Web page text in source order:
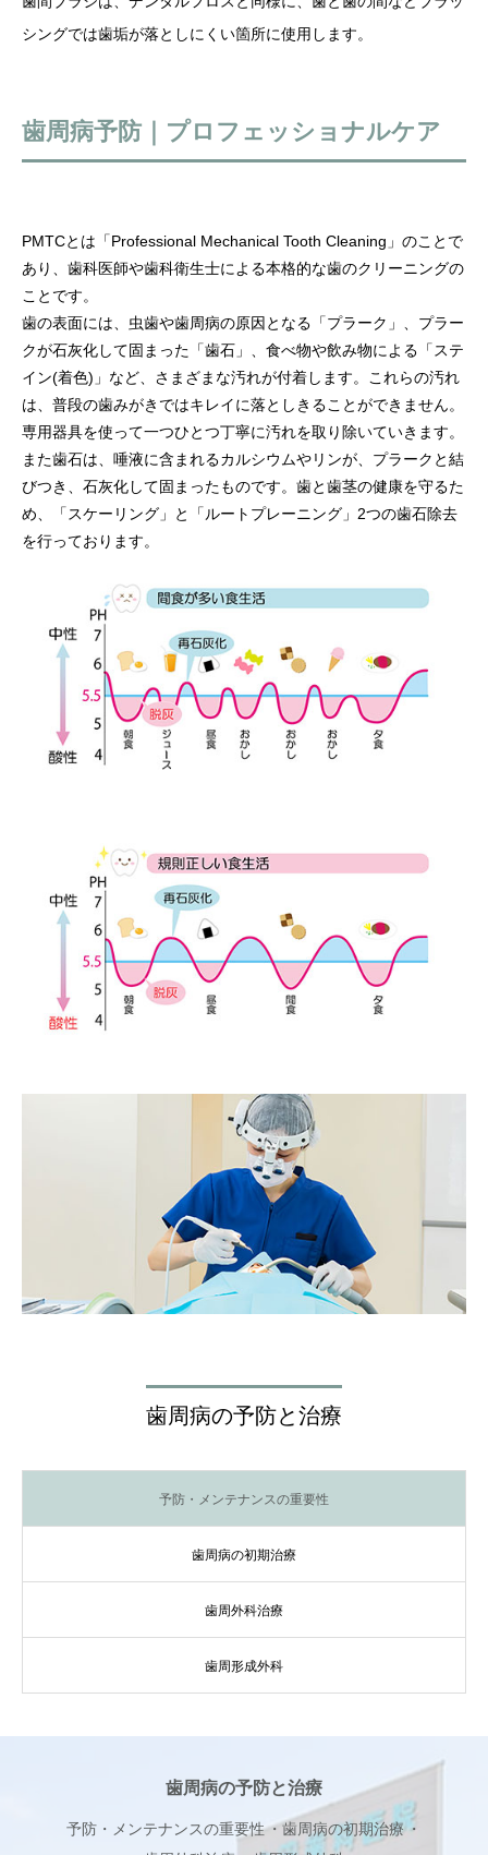
シングでは歯垢が落としにくい箇所に使用します。
歯周病予防｜プロフェッショナルケア
PMTCとは「Professional Mechanical Tooth Cleaning」のことで
あり、歯科医師や歯科衛生士による本格的な歯のクリーニングの
ことです。
歯の表面には、虫歯や歯周病の原因となる「プラーク」、プラー
クが石灰化して固まった「歯石」、食べ物や飲み物による「ステ
イン(着色)」など、さまざまな汚れが付着します。これらの汚れ
は、普段の歯みがきではキレイに落としきることができません。
専用器具を使って一つひとつ丁寧に汚れを取り除いていきます。
また歯石は、唾液に含まれるカルシウムやリンが、プラークと結
びつき、石灰化して固まったものです。歯と歯茎の健康を守るた
め、「スケーリング」と「ルートプレーニング」2つの歯石除去
を行っております。
歯周病の予防と治療
予防・メンテナンスの重要性
歯周病の初期治療
歯周外科治療
歯周形成外科
歯周病の予防と治療
予防・メンテナンスの重要性
歯周病の初期治療